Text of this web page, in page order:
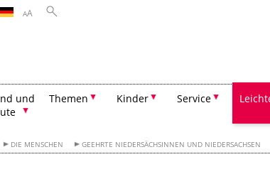
AA
und
Themen Kinder Service
DIE MENSCHEN GEEHRTE NIEDERSÄCHSINNEN UND NIEDERSACHSEN